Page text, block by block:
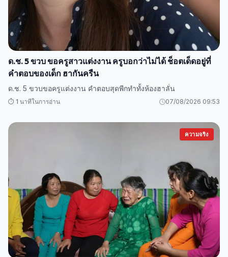
ด.ช. 5 ขวบ ขอครูสาวแต่งงาน ครูบอกว่าไม่ได้ ช็อตเด็ดอยู่ที่
คำตอบของเด็ก ฮากันครืน
ด.ช. 5 ขวบขอครูแต่งงาน คำตอบสุดพีกทำทั้งห้องฮาลั่น
⏱️ 1 นาทีในการอ่าน 07/08/2026 09:53
ความจริง